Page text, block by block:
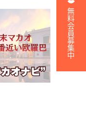
無料会員募集中